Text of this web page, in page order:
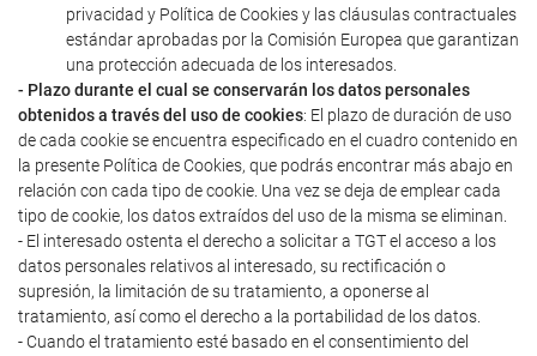
privacidad y Política de Cookies y las cláusulas contractuales
estándar aprobadas por la Comisión Europea que garantizan
una protección adecuada de los interesados.
- Plazo durante el cual se conservarán los datos personales
obtenidos a través del uso de cookies: El plazo de duración de uso
de cada cookie se encuentra especificado en el cuadro contenido en
la presente Política de Cookies, que podrás encontrar más abajo en
relación con cada tipo de cookie. Una vez se deja de emplear cada
tipo de cookie, los datos extraídos del uso de la misma se eliminan.
- El interesado ostenta el derecho a solicitar a TGT el acceso a los
datos personales relativos al interesado, su rectificación o
supresión, la limitación de su tratamiento, a oponerse al
tratamiento, así como el derecho a la portabilidad de los datos.
- Cuando el tratamiento esté basado en el consentimiento del